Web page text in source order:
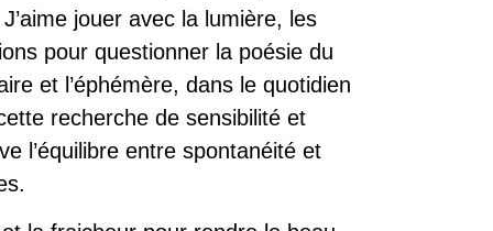
jouer avec la lumière, les
pour questionner la poésie du
et l’éphémère, dans le quotidien
recherche de sensibilité et
l’équilibre entre spontanéité et
ARTISTIQUE